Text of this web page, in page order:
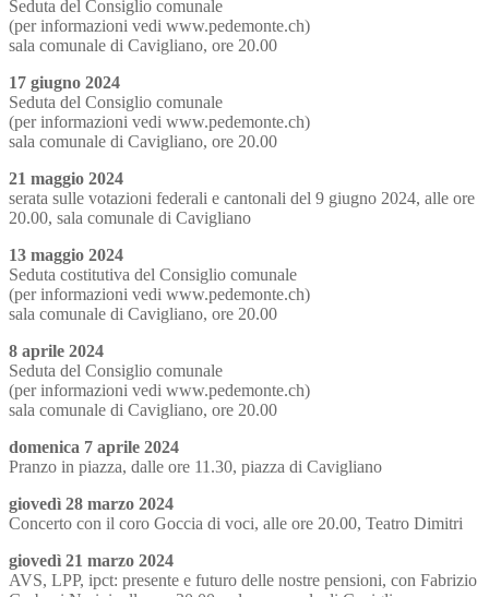
Seduta del Consiglio comunale
(per informazioni vedi www.pedemonte.ch)
sala comunale di Cavigliano, ore 20.00
17 giugno 2024
Seduta del Consiglio comunale
(per informazioni vedi www.pedemonte.ch)
sala comunale di Cavigliano, ore 20.00
21 maggio 2024
serata sulle votazioni federali e cantonali del 9 giugno 2024, alle ore
20.00, sala comunale di Cavigliano
13 maggio 2024
Seduta costitutiva del Consiglio comunale
(per informazioni vedi www.pedemonte.ch)
sala comunale di Cavigliano, ore 20.00
8 aprile 2024
Seduta del Consiglio comunale
(per informazioni vedi www.pedemonte.ch)
sala comunale di Cavigliano, ore 20.00
domenica 7 aprile 2024
Pranzo in piazza, dalle ore 11.30, piazza di Cavigliano
giovedì 28 marzo 2024
Concerto con il coro Goccia di voci, alle ore 20.00, Teatro Dimitri
giovedì 21 marzo 2024
AVS, LPP, ipct: presente e futuro delle nostre pensioni, con Fabrizio